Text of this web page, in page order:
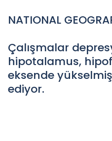
NATIONAL
Çalışmalar
hipotalamus,
eksende
ediyor.